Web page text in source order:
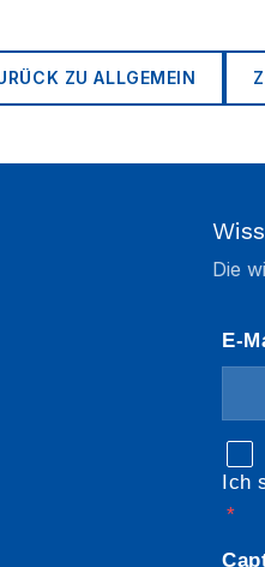
ZUALLGEMEIN
Die